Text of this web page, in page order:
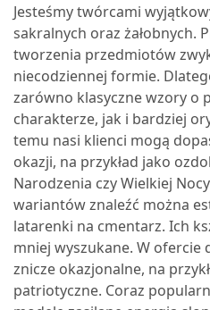
Jesteśmy twórcami
sakralnych oraz żałobnych.
tworzenia przedmiotów
niecodziennej formie.
zarówno klasyczne wzory o
charakterze, jak i bardziej
temu nasi klienci mogą
okazji, na przykład jako
Narodzenia czy Wielkiej
wariantów znaleźć można
latarenki na cmentarz. Ich
mniej wyszukane. W ofercie
znicze okazjonalne, na
patriotyczne. Coraz